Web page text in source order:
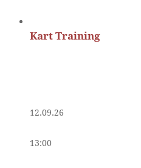
Kart Training
12.09.26
13:00